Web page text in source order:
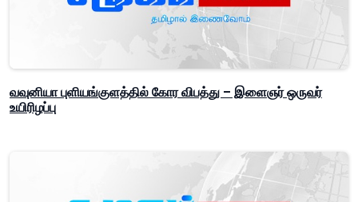
வவுனியா புளியங்குளத்தில் கோர விபத்து – இளைஞர் ஒருவர்
உயிரிழப்பு